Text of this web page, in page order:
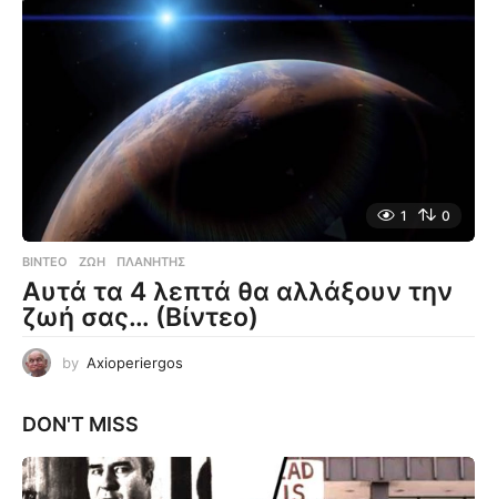
1 0
ΒΊΝΤΕΟ ΖΩΉ ,ΠΛΑΝΉΤΗΣ
Αυτά τα 4 λεπτά θα αλλάξουν την
ζωή σας… (Βίντεο)
by Axioperiergos
DON'T MISS